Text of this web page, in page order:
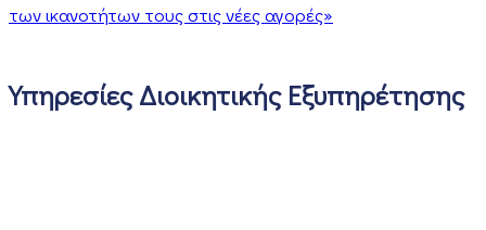
των ικανοτήτων τους στις νέες αγορές»
Υπηρεσίες Διοικητικής Εξυπηρέτησης